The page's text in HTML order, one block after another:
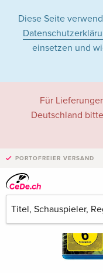
Diese Seite
einsetzen und
Für
Deutschland
PORTOFREIER VERSAND